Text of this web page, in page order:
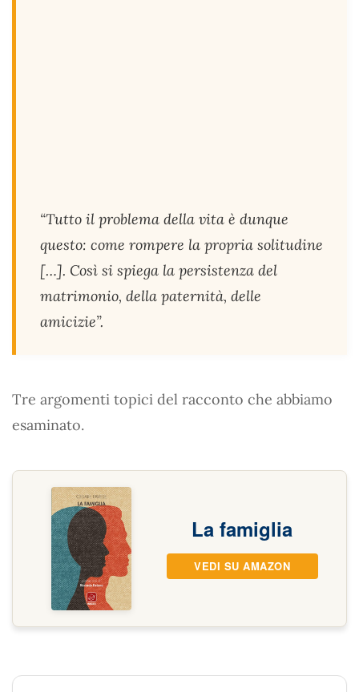
“Tutto il problema della vita è dunque
questo: come rompere la propria solitudine
[…]. Così si spiega la persistenza del
matrimonio, della paternità, delle
amicizie”.
Tre argomenti topici del racconto che abbiamo
esaminato.
La famiglia
VEDI SU AMAZON